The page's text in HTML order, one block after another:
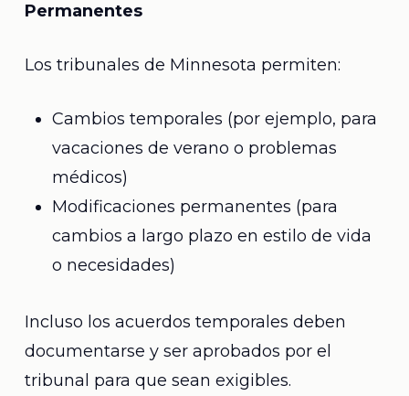
Permanentes
Los tribunales de Minnesota permiten:
Cambios temporales (por ejemplo, para
vacaciones de verano o problemas
médicos)
Modificaciones permanentes (para
cambios a largo plazo en estilo de vida
o necesidades)
Incluso los acuerdos temporales deben
documentarse y ser aprobados por el
tribunal para que sean exigibles.